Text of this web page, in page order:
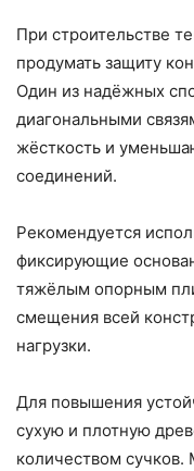
При строительстве
продумать защиту
Один из надёжных
диагональными
жёсткость и
соединений.
Рекомендуется
фиксирующие
тяжёлым опорным
смещения всей
нагрузки.
Для повышения
сухую и плотную
количеством сучков.